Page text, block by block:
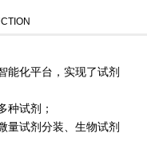
能化平台，实现了试剂
种试剂；
量试剂分装、生物试剂